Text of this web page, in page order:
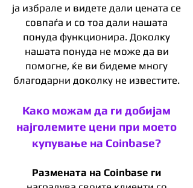
ја избрале и видете дали цената се
совпаѓа и со тоа дали нашата
понуда функционира. Доколку
нашата понуда не може да ви
помогне, ќе ви бидеме многу
благодарни доколку не известите.
Како можам да ги добијам
најголемите цени при моето
купување на Coinbase?
Размената на Coinbase ги